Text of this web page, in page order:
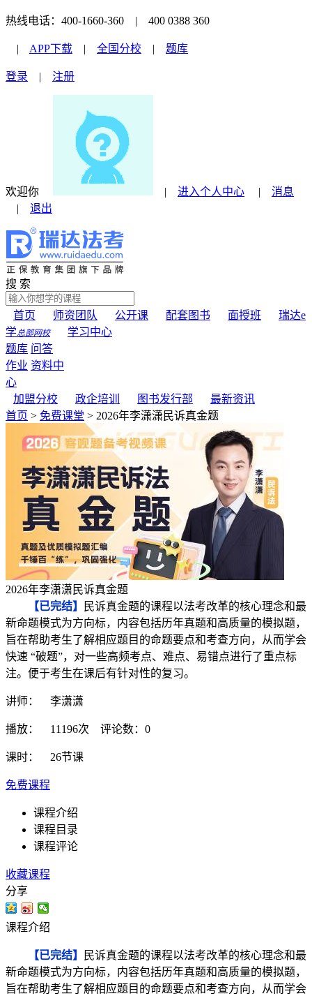
热线电话：400-1660-360 | 400 0388 360
| APP下载 | 全国分校 | 题库
登录 | 注册
欢迎你 | 进入个人中心 | 消息
| 退出
搜 索
首页 师资团队 公开课 配套图书 面授班
瑞达e
学总部网校
学习中心
题库 问答
作业 资料中
心
加盟分校
政企培训 图书发行部
最新资讯
首页 > 免费课堂 > 2026年李潇潇民诉真金题
2026年李潇潇民诉真金题
【已完结】
民诉真金题的课程以法考改革的核心理念和最
新命题模式为方向标，内容包括历年真题和高质量的模拟题，
旨在帮助考生了解相应题目的命题要点和考查方向，从而学会
快速 “破题”，对一些高频考点、难点、易错点进行了重点标
注。便于考生在课后有针对性的复习。
讲师： 李潇潇
播放： 11196次 评论数：0
课时： 26节课
免费课程
课程介绍
课程目录
课程评论
收藏课程
分享
课程介绍
【已完结】
民诉真金题的课程以法考改革的核心理念和最
新命题模式为方向标，内容包括历年真题和高质量的模拟题，
旨在帮助考生了解相应题目的命题要点和考查方向，从而学会